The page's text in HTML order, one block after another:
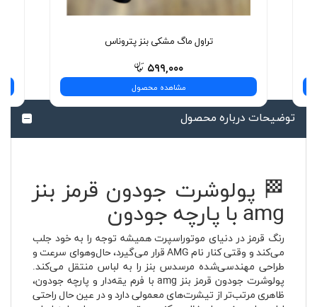
تراول ماگ مشکی بنز پتروناس
۵۹۹,۰۰۰
مشاهده محصول
توضیحات درباره محصول
🏁 پولوشرت جودون قرمز بنز
amg با پارچه جودون
رنگ قرمز در دنیای موتوراسپرت همیشه توجه را به خود جلب
می‌کند و وقتی کنار نام AMG قرار می‌گیرد، حال‌وهوای سرعت و
طراحی مهندسی‌شده مرسدس بنز را به لباس منتقل می‌کند.
پولوشرت جودون قرمز بنز amg با فرم یقه‌دار و پارچه جودون،
ظاهری مرتب‌تر از تیشرت‌های معمولی دارد و در عین حال راحتی